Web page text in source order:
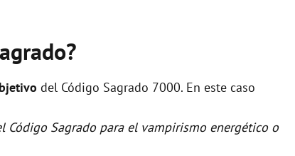
del Código Sagrado 7000. En este caso
Código Sagrado para el vampirismo energético o